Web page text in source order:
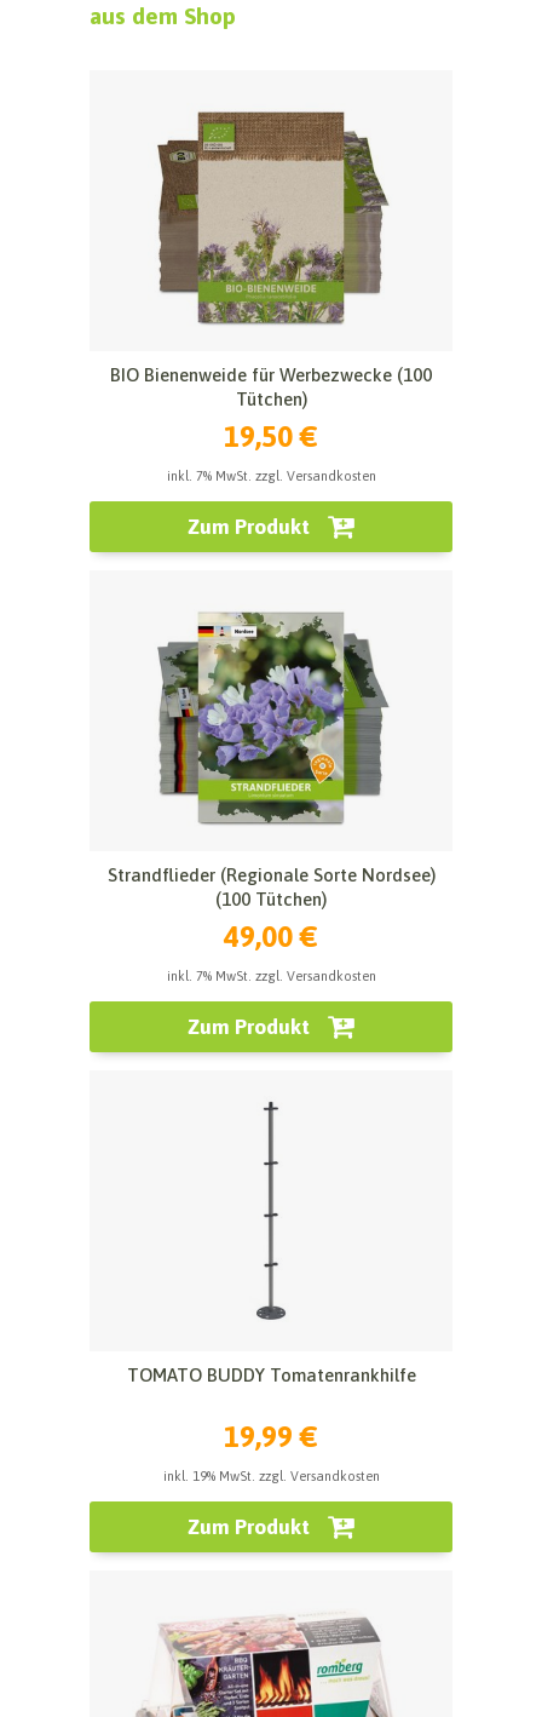
aus dem Shop
BIO Bienenweide für Werbezwecke (100
Tütchen)
19,50 €
inkl. 7% MwSt. zzgl. Versandkosten
Zum Produkt
Strandflieder (Regionale Sorte Nordsee)
(100 Tütchen)
49,00 €
inkl. 7% MwSt. zzgl. Versandkosten
Zum Produkt
TOMATO BUDDY Tomatenrankhilfe
19,99 €
inkl. 19% MwSt. zzgl. Versandkosten
Zum Produkt